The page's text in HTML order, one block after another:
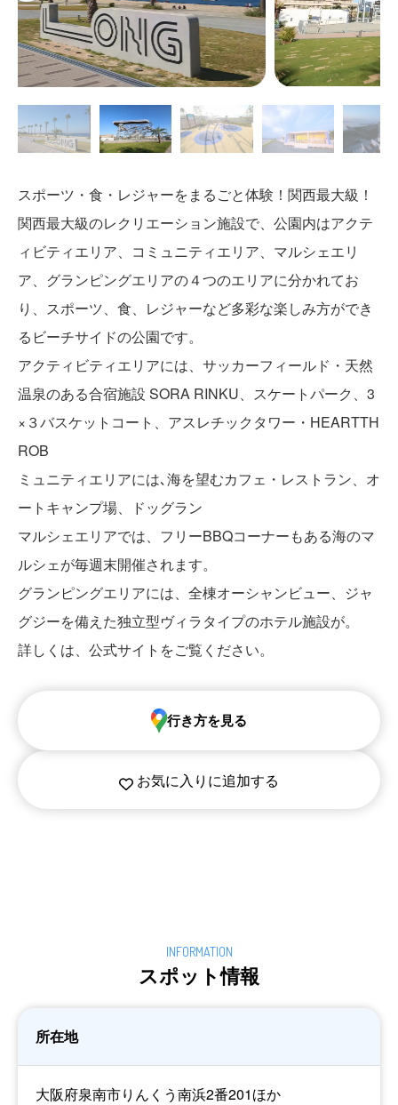
スポーツ・食・レジャーをまるごと体験！関西最大級！
関西最大級のレクリエーション施設で、公園内はアクテ
ィビティエリア、コミュニティエリア、マルシェエリ
ア、グランピングエリアの４つのエリアに分かれてお
り、スポーツ、食、レジャーなど多彩な楽しみ方ができ
るビーチサイドの公園です。
アクティビティエリアには、サッカーフィールド・天然
温泉のある合宿施設 SORA RINKU、スケートパーク、3
×３バスケットコート、アスレチックタワー・HEARTTH
ROB
ミュニティエリアには､海を望むカフェ・レストラン、オ
ートキャンプ場、ドッグラン
マルシェエリアでは、フリーBBQコーナーもある海のマ
ルシェが毎週末開催されます。
グランピングエリアには、全棟オーシャンビュー、ジャ
グジーを備えた独立型ヴィラタイプのホテル施設が。
詳しくは、公式サイトをご覧ください。
お気に入りに追加する
行き方を見る
スポット情報
所在地
大阪府泉南市りんくう南浜2番201ほか